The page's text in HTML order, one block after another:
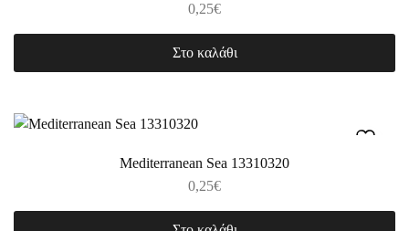
0,25€
Στο καλάθι
Mediterranean Sea 13310320
0,25€